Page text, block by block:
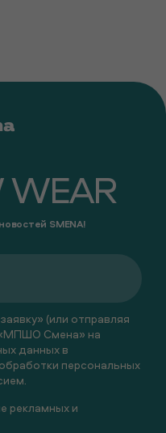
WEAR
SMENA!
(или отправляя
Смена» на
данных в
персональных
.
рекламных и